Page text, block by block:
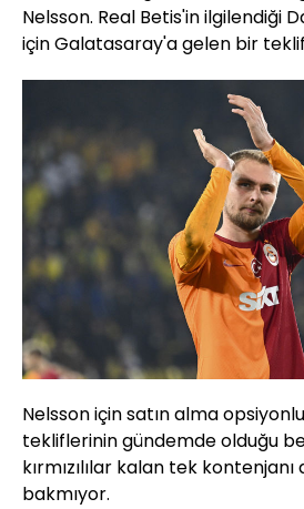
Nelsson. Real Betis'in ilgilendiği
için Galatasaray'a gelen bir
Nelsson için satın alma
tekliflerinin gündemde olduğu
kırmızılılar kalan tek
bakmıyor.